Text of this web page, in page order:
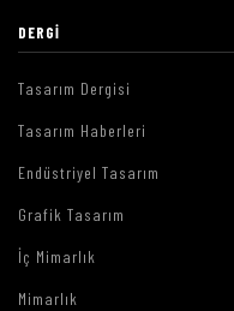
DERGI
Tasarım Dergisi
Tasarım Haberleri
Endüstriyel Tasarım
Grafik Tasarım
İç Mimarlık
Mimarlık